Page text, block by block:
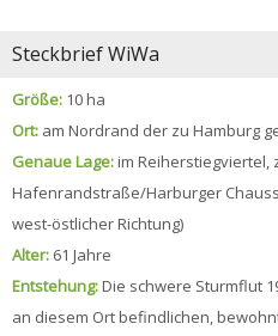
Steckbrief WiWa
Größe: 10 ha
Ort: am Nordrand der zu Hamburg
Genaue Lage:im Reiherstiegviertel,
Hafenrandstraße/Harburger
west-östlicher Richtung)
Alter: 61 Jahre
Entstehung:Die schwere Sturmflut
an diesem Ort befindlichen,